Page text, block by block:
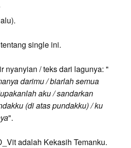
single ini.
nyanyian / teks dari lagunya: "
darimu / biarlah semua
aku / sandarkan
(di atas pundakku) / ku
".
adalah Kekasih Temanku.